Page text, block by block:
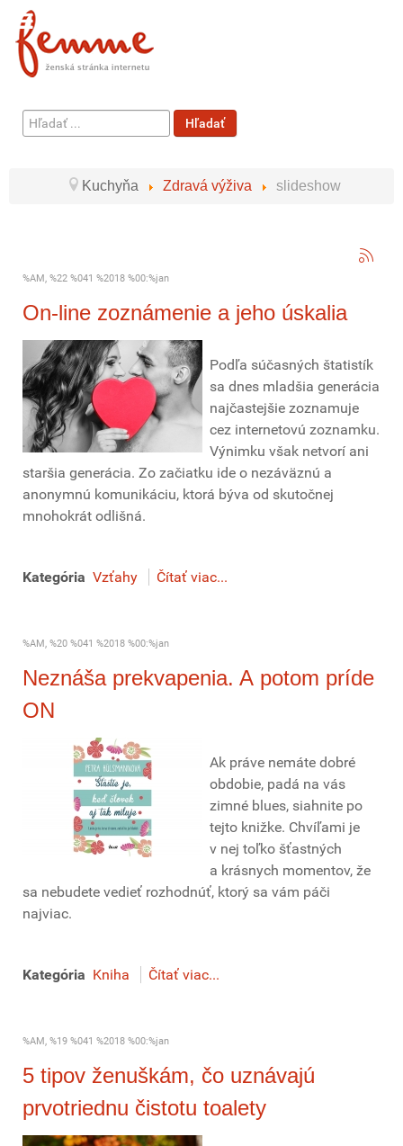
Hľadať
...
Hľadať
Kuchyňa Zdravá výživa slideshow
%AM, %22 %041 %2018 %00:%jan
On-line zoznámenie a jeho úskalia
Podľa súčasných štatistík
sa dnes mladšia generácia
najčastejšie zoznamuje
cez internetovú zoznamku.
Výnimku však netvorí ani
staršia generácia. Zo začiatku ide o nezáväznú a
anonymnú komunikáciu, ktorá býva od skutočnej
mnohokrát odlišná.
Kategória Vzťahy Čítať viac...
%AM, %20 %041 %2018 %00:%jan
Neznáša prekvapenia. A potom príde
ON
Ak práve nemáte dobré
obdobie, padá na vás
zimné blues, siahnite po
tejto knižke. Chvíľami je
v nej toľko šťastných
a krásnych momentov, že
sa nebudete vedieť rozhodnúť, ktorý sa vám páči
najviac.
Kategória Kniha Čítať viac...
%AM, %19 %041 %2018 %00:%jan
5 tipov ženuškám, čo uznávajú
prvotriednu čistotu toalety